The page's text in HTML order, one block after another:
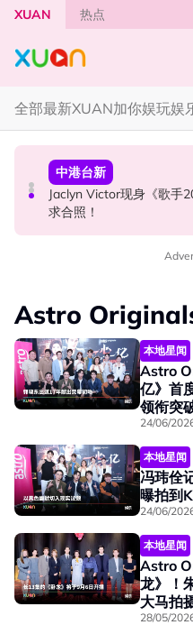
Skip to main content
XUAN 热点
全部最新XUAN加你娱玩娱
中港台新
中国《歌手2026》 “歌王
宝座！
国际星闻
YG大楼遭女粉持高尔夫
新进展曝光！
中港台新
Jaclyn Victor现身《歌手
求合照！
Astro
本地星闻
Astro
亿》首
领衔突
24/06/
本地星闻
冯玮佺
曝拍到
24/06/
本地星闻
Astro
龙》！
大马拍
28/05/